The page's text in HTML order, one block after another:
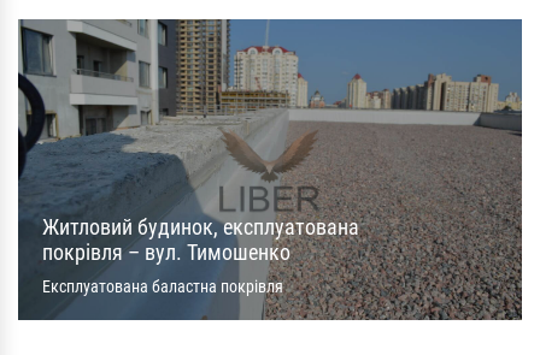
Житловий будинок, експлуатована
покрівля – вул. Тимошенко
Експлуатована баластна покрівля